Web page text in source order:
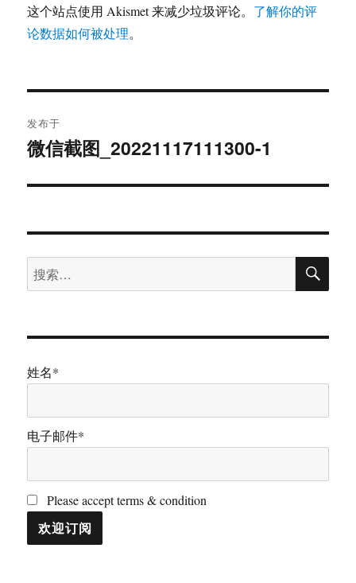
这个站点使用 Akismet 来减少垃圾评论。 了解你的评
论数据如何被处理。
章
发布于
微信截图_20221117111300-1
搜
索：
搜
姓名*
电子邮件*
Please accept terms & condition